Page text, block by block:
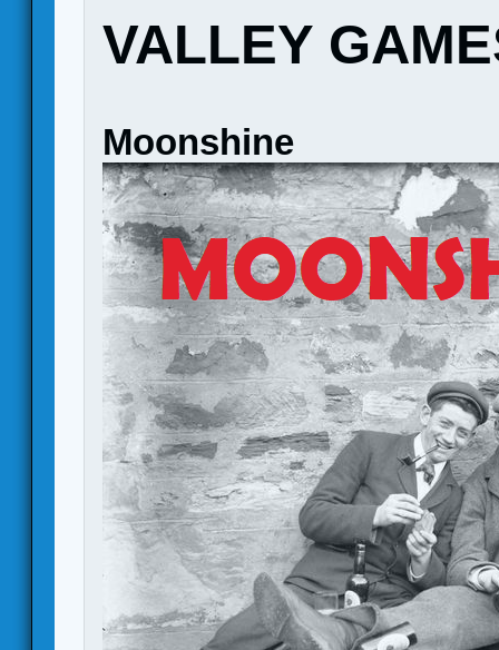
VALLEY
Moonshine